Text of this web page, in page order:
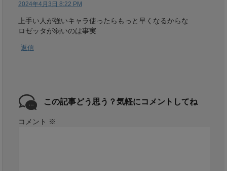
2024年4月3日 8:22 PM
上手い人が強いキャラ使ったらもっと早くなるからな
ロゼッタが弱いのは事実
返信
この記事どう思う？気軽にコメントしてね
コメント ※